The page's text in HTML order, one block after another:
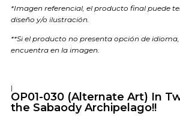
*Imagen referencial, el producto final puede
diseño y/o ilustración.
**Si el producto no presenta opción de
encuentra en la imagen.
|
OP01-030 (Alternate Art) In
the Sabaody Archipelago!!